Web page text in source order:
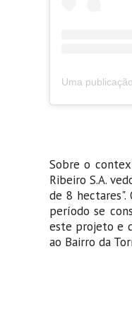
Sobre o
Ribeiro S.A.
de 8
período se
este projeto e
ao Bairro da